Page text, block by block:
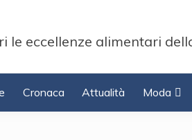
le eccellenze alimentari
Cronaca Attualità Moda